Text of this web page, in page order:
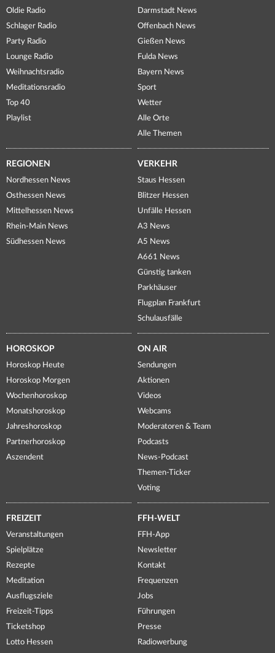
Oldie Radio
Schlager Radio
Party Radio
Lounge Radio
Weihnachtsradio
Meditationsradio
Top 40
Playlist
Darmstadt News
Offenbach News
Gießen News
Fulda News
Bayern News
Sport
Wetter
Alle Orte
Alle Themen
REGIONEN
Nordhessen News
Osthessen News
Mittelhessen News
Rhein-Main News
Südhessen News
VERKEHR
Staus Hessen
Blitzer Hessen
Unfälle Hessen
A3 News
A5 News
A661 News
Günstig tanken
Parkhäuser
Flugplan Frankfurt
Schulausfälle
HOROSKOP
Horoskop Heute
Horoskop Morgen
Wochenhoroskop
Monatshoroskop
Jahreshoroskop
Partnerhoroskop
Aszendent
ON AIR
Sendungen
Aktionen
Videos
Webcams
Moderatoren & Team
Podcasts
News-Podcast
Themen-Ticker
Voting
FREIZEIT
Veranstaltungen
Spielplätze
Rezepte
Meditation
Ausflugsziele
Freizeit-Tipps
Ticketshop
Lotto Hessen
FFH-WELT
FFH-App
Newsletter
Kontakt
Frequenzen
Jobs
Führungen
Presse
Radiowerbung